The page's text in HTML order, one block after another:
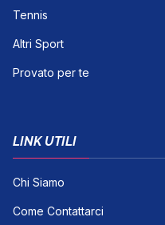
Tennis
Altri Sport
Provato per te
LINK UTILI
Chi Siamo
Come Contattarci